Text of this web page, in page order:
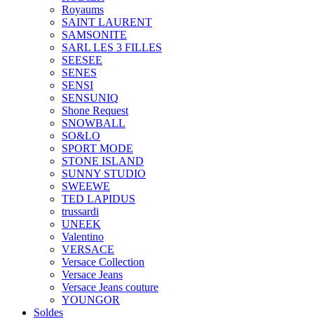
Royaums
SAINT LAURENT
SAMSONITE
SARL LES 3 FILLES
SEESEE
SENES
SENSI
SENSUNIQ
Shone Request
SNOWBALL
SO&LO
SPORT MODE
STONE ISLAND
SUNNY STUDIO
SWEEWE
TED LAPIDUS
trussardi
UNEEK
Valentino
VERSACE
Versace Collection
Versace Jeans
Versace Jeans couture
YOUNGOR
Soldes